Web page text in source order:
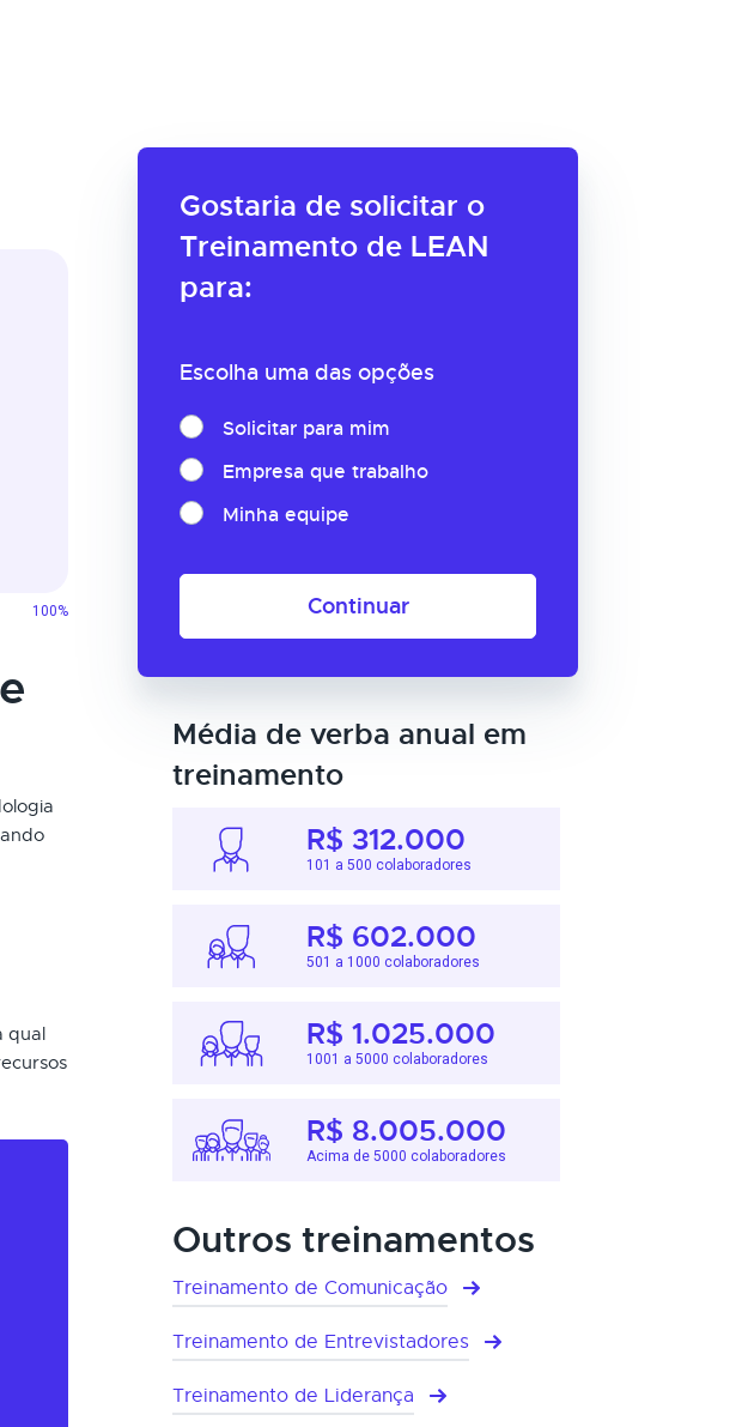
Gostaria de solicitar o
Treinamento de LEAN
para:
Escolha uma das opções
Solicitar para mim
Empresa que trabalho
Minha equipe
Continuar
qual
Média de verba anual em
treinamento
R$ 312.000
101 a 500 colaboradores
R$ 602.000
501 a 1000 colaboradores
R$ 1.025.000
1001 a 5000 colaboradores
R$ 8.005.000
Acima de 5000 colaboradores
Outros treinamentos
Treinamento de Comunicação
Treinamento de Entrevistadores
Treinamento de Liderança